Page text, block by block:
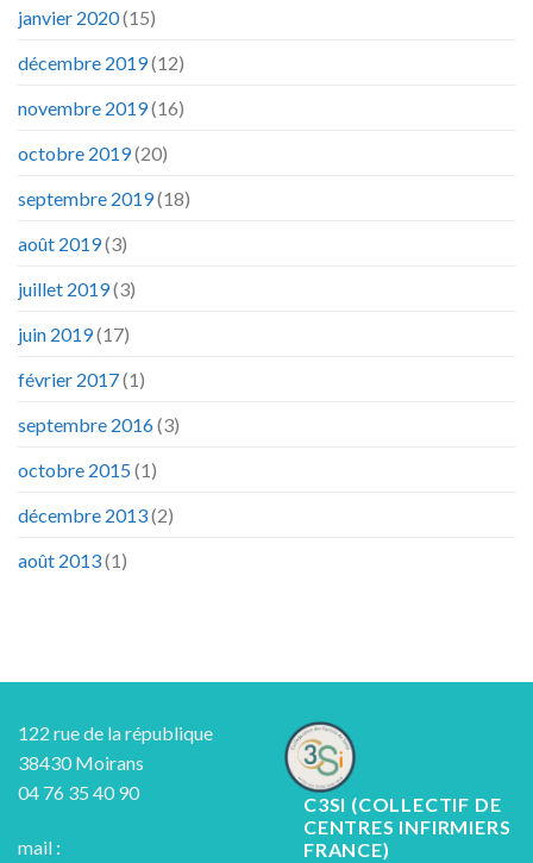
janvier 2020(15)
décembre 2019(12)
novembre 2019(16)
octobre 2019(20)
septembre 2019(18)
août 2019(3)
juillet 2019(3)
juin 2019(17)
février 2017(1)
septembre 2016(3)
octobre 2015(1)
décembre 2013(2)
août 2013(1)
122 rue de la république
38430 Moirans
04 76 35 40 90
mail :
C3SI (COLLECTIF DE
CENTRES INFIRMIERS
FRANCE)